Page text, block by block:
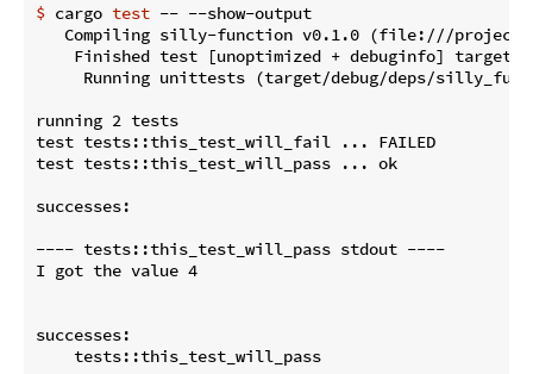
$ cargo test -- --show-output
Compiling silly-function v0.1.0 (file:///
Finished test [unoptimized + debuginfo]
Running unittests (target/debug/deps/
running 2 tests
test tests::this_test_will_fail ... FAILED
test tests::this_test_will_pass ... ok
successes:
---- tests::this_test_will_pass stdout ----
I got the value 4
successes:
    tests::this_test_will_pass